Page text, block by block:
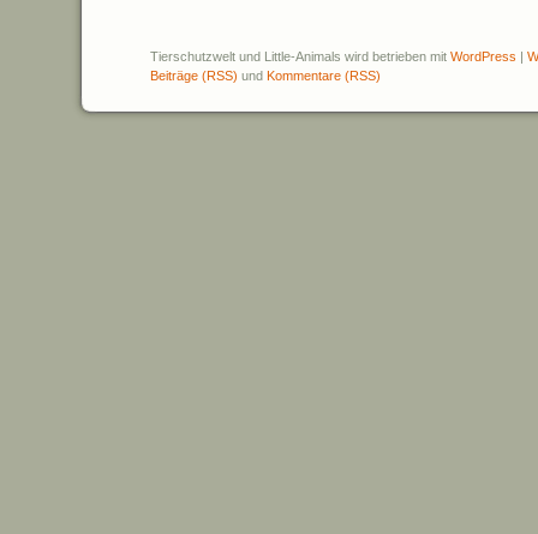
Tierschutzwelt und Little-Animals wird betrieben mit WordPress |
Beiträge (RSS) und Kommentare (RSS)